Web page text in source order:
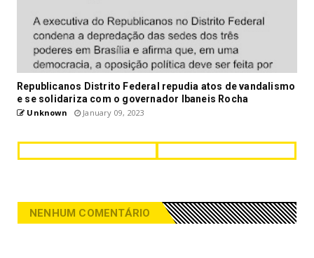
Republicanos Distrito Federal repudia atos de vandalismo
e se solidariza com o governador Ibaneis Rocha
Unknown January 09, 2023
NENHUM COMENTÁRIO